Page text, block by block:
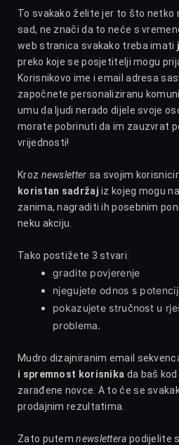
To svakako želite jer to što netko
sad, ne znači da to neće s
web stranica svakako treba imati
preko koje se posjetitelji mogu
Korisnikovo ime i email adresa
započnete personaliziranu
umu da ljudi nerado dijele svoje
morate pobrinuti da im zauzvrat
vrijednosti!
Kroz newsletter sa svojim
koristan sadržaj iz kojeg mogu
zanima, nagraditi ih posebnim
neku akciju.
Tako postižete 3 stvari:
gradite povjerenje
njegujete odnos s
pokazujete stručnost u
problema.
Mudro dizajniranim email
i spremnost korisnika da baš
zarađene novce. A to će se
prodajnim rezultatima.
Zato putemnewslettera podijelite